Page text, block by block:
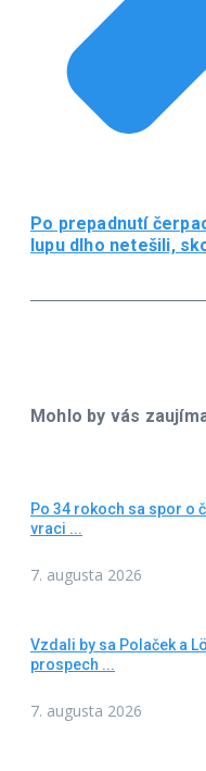
Po prepadnutí
lupu dlho netešili,
Mohlo by vás
Po 34 rokoch sa spor o
vraci ...
7. augusta 2026
Vzdali by sa Polaček a
prospech ...
7. augusta 2026